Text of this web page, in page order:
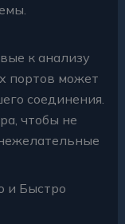
к анализу
портов может
соединения.
чтобы не
и Быстро